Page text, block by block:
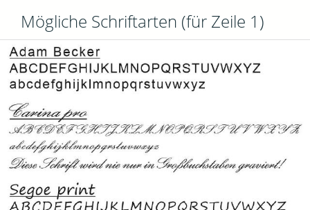
Mögliche Schriftarten (für Zeile 1)